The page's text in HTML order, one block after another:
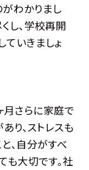
わかりまし
し、学校再開
いきましょ
月さらに家庭で
り、ストレスも
、自分がすべ
も大切です。社